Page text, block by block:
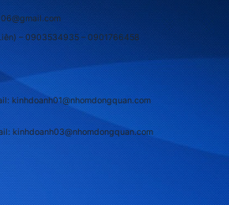
– 0903534935 –0901766458
kinhdoanh01@nhomdongquan.com
kinhdoanh03@nhomdongquan.com